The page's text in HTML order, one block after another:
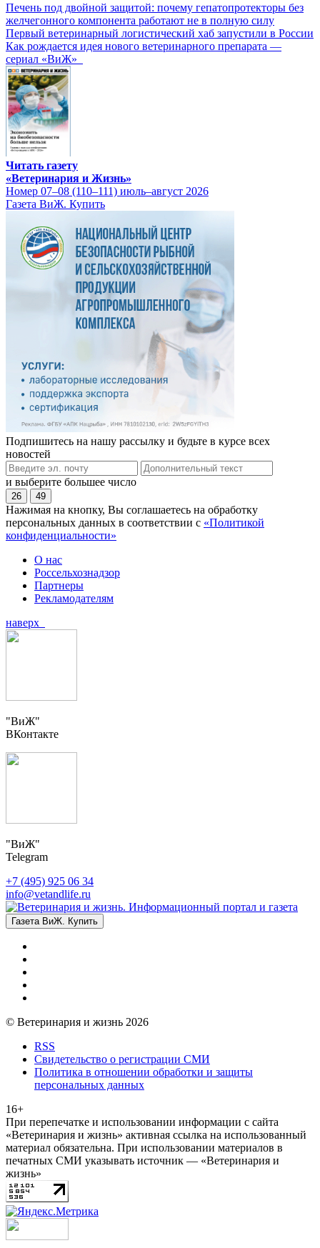
Печень под двойной защитой: почему гепатопротекторы без
желчегонного компонента работают не в полную силу
Первый ветеринарный логистический хаб запустили в России
Как рождается идея нового ветеринарного препарата —
сериал «ВиЖ»
Читать газету
«Ветеринария и Жизнь»
Номер 07–08 (110–111) июль–август 2026
Газета ВиЖ. Купить
Подпишитесь на нашу рассылку и будьте в курсе всех
новостей
и выберите большее число
26 49
Нажимая на кнопку, Вы соглашаетесь на обработку
персональных данных в соответствии с «Политикой
конфиденциальности»
О нас
Россельхознадзор
Партнеры
Рекламодателям
наверх
"ВиЖ"
ВКонтакте
"ВиЖ"
Telegram
+7 (495) 925 06 34
info@vetandlife.ru
Газета ВиЖ. Купить
© Ветеринария и жизнь 2026
RSS
Свидетельство о регистрации СМИ
Политика в отношении обработки и защиты
персональных данных
16+
При перепечатке и использовании информации с сайта
«Ветеринария и жизнь» активная ссылка на использованный
материал обязательна. При использовании материалов в
печатных СМИ указывать источник — «Ветеринария и
жизнь»